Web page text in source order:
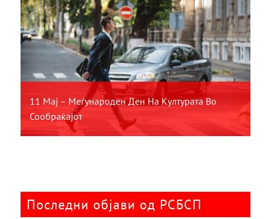
11 Мај – Меѓународен Ден На Културата Во
Сообраќајот
Последни објави од РСБСП